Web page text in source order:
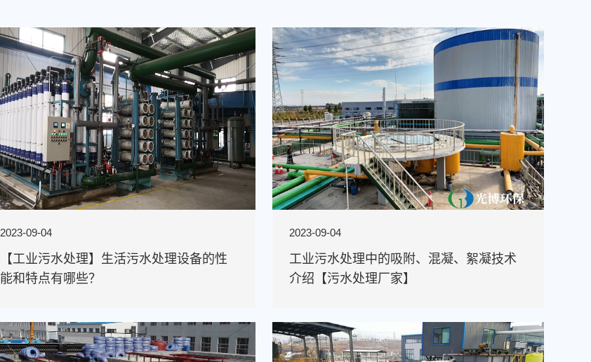
2023-09-04
【工业污水处理】生活污水处理设备的性
能和特点有哪些？
2023-09-04
工业污水处理中的吸附、混凝、絮凝技术
介绍【污水处理厂家】